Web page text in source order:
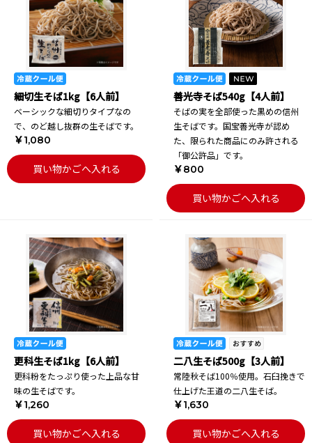
細切生そば1kg【6人前】
ベーシックな細切りタイプなの
で、のど越し抜群の生そばです。
￥1,080
買い物かごへ入れる
善光寺そば540g【4人前】
そばの実を全部使った黒めの信州
生そばです。国宝善光寺が認め
た、限られた商品にのみ許される
「御公許品」です。
￥800
買い物かごへ入れる
更科生そば1kg【6人前】
更科粉をたっぷり使った上品な甘
味の生そばです。
￥1,260
買い物かごへ入れる
二八生そば500g【3人前】
常陸秋そば100％使用。石臼挽きで
仕上げた王道の二八生そば。
￥1,630
買い物かごへ入れる